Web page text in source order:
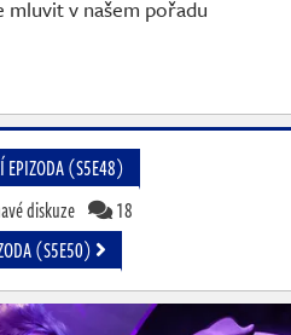
v našem pořadu
EPIZODA (S5E48)
diskuze
18
(S5E50)